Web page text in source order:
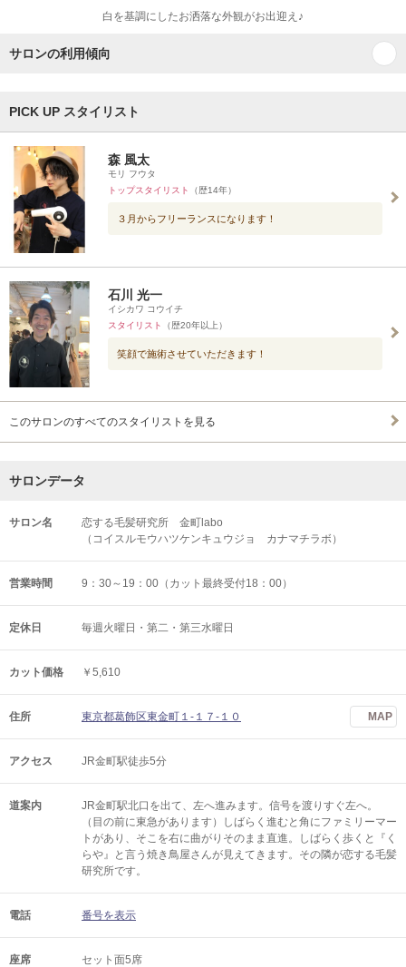
白を基調にしたお洒落な外観がお出迎え♪
サロンの利用傾向
PICK UP スタイリスト
森 風太
モリ フウタ
トップスタイリスト
（歴14年）
３月からフリーランスになります！
石川 光一
イシカワ コウイチ
スタイリスト
（歴20年以上）
笑顔で施術させていただきます！
このサロンのすべてのスタイリストを見る
サロンデータ
サロン名
恋する毛髪研究所 金町labo
（コイスルモウハツケンキュウジョ カナマチラボ）
営業時間 9：30～19：00（カット最終受付18：00）
定休日 毎週火曜日・第二・第三水曜日
カット価格 ￥5,610
住所 東京都葛飾区東金町１-１７-１０ MAP
アクセス JR金町駅徒歩5分
道案内
JR金町駅北口を出て、左へ進みます。信号を渡りすぐ左へ。
（目の前に東急があります）しばらく進むと角にファミリーマー
トがあり、そこを右に曲がりそのまま直進。しばらく歩くと『く
らや』と言う焼き鳥屋さんが見えてきます。その隣が恋する毛髪
研究所です。
電話 番号を表示
座席 セット面5席